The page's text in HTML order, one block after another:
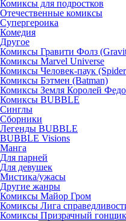
Комиксы для подростков
Отечественные комиксы
Супергероика
Комедия
Другое
Комиксы Гравити Фолз
Комиксы Marvel Universe
Комиксы Человек-паук
Комиксы Бэтмен (Batman)
Комиксы Земля Королей
Комиксы BUBBLE
Синглы
Сборники
Легенды BUBBLE
BUBBLE Visions
Манга
Для парней
Для девушек
Мистика/ужасы
Другие жанры
Комиксы Майор Гром
Комиксы Лига
Комиксы Призрачный